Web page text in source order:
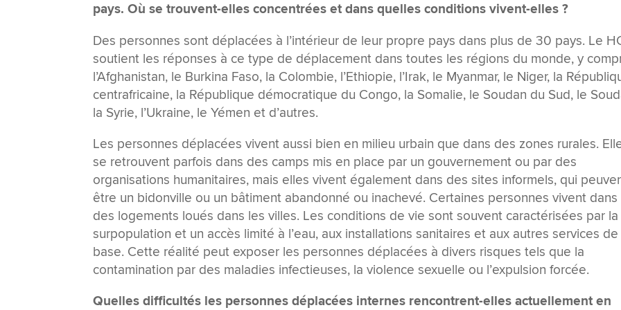
pays. Où se trouvent-elles concentrées et dans quelles conditions vivent-elles ?
Des personnes sont déplacées à l’intérieur de leur propre pays dans plus de 30 pays. Le
soutient les réponses à ce type de déplacement dans toutes les régions du monde, y
l’Afghanistan, le Burkina Faso, la Colombie, l’Ethiopie, l’Irak, le Myanmar, le Niger, la
centrafricaine, la République démocratique du Congo, la Somalie, le Soudan du Sud, le
la Syrie, l’Ukraine, le Yémen et d’autres.
Les personnes déplacées vivent aussi bien en milieu urbain que dans des zones rurales.
se retrouvent parfois dans des camps mis en place par un gouvernement ou par des
organisations humanitaires, mais elles vivent également dans des sites informels, qui
être un bidonville ou un bâtiment abandonné ou inachevé. Certaines personnes vivent dans
des logements loués dans les villes. Les conditions de vie sont souvent caractérisées par la
surpopulation et un accès limité à l’eau, aux installations sanitaires et aux autres services de
base. Cette réalité peut exposer les personnes déplacées à divers risques tels que la
contamination par des maladies infectieuses, la violence sexuelle ou l’expulsion forcée.
Quelles difficultés les personnes déplacées internes rencontrent-elles actuellement en